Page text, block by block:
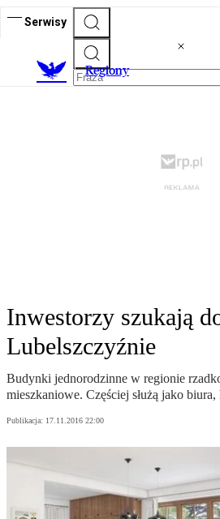
Serwisy
Regiony
Inwestorzy szukają
Lubelszczyźnie
Budynki jednorodzinne w regionie
mieszkaniowe. Częściej służą jako
Publikacja: 17.11.2016 22:00